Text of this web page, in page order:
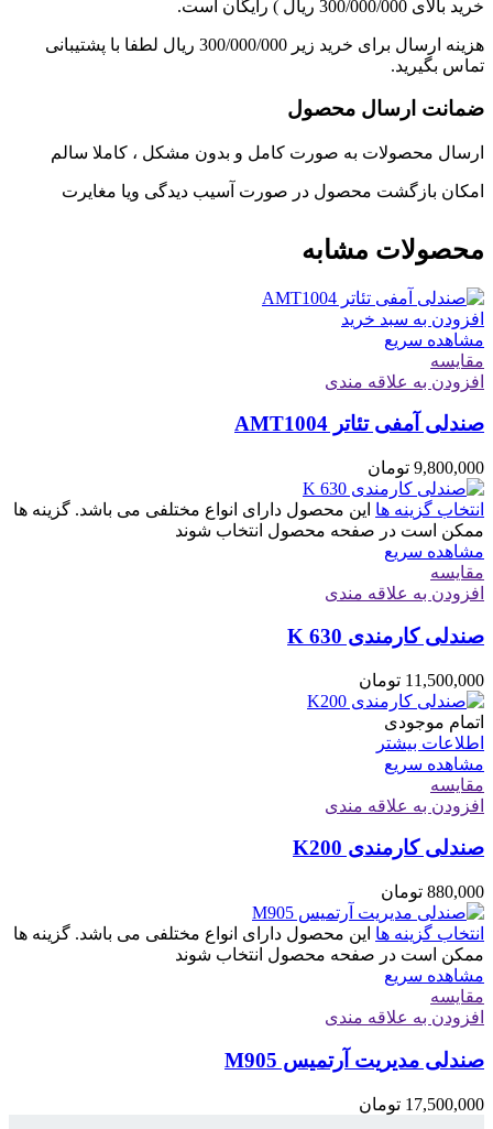
خرید بالای 300/000/000 ریال ) رایگان است.
هزینه ارسال برای خرید زیر 300/000/000 ریال لطفا با پشتیبانی
تماس بگیرید.
ضمانت ارسال محصول
ارسال محصولات به صورت کامل و بدون مشکل ، کاملا سالم
امکان بازگشت محصول در صورت آسیب دیدگی ویا مغایرت
محصولات مشابه
افزودن به سبد خرید
مشاهده سریع
مقایسه
افزودن به علاقه مندی
صندلی آمفی تئاتر AMT1004
9,800,000 تومان
انتخاب گزینه ها این محصول دارای انواع مختلفی می باشد. گزینه ها
ممکن است در صفحه محصول انتخاب شوند
مشاهده سریع
مقایسه
افزودن به علاقه مندی
صندلی کارمندی K 630
11,500,000 تومان
اتمام موجودی
اطلاعات بیشتر
مشاهده سریع
مقایسه
افزودن به علاقه مندی
صندلی کارمندی K200
880,000 تومان
انتخاب گزینه ها این محصول دارای انواع مختلفی می باشد. گزینه ها
ممکن است در صفحه محصول انتخاب شوند
مشاهده سریع
مقایسه
افزودن به علاقه مندی
صندلی مدیریت آرتمیس M905
17,500,000 تومان